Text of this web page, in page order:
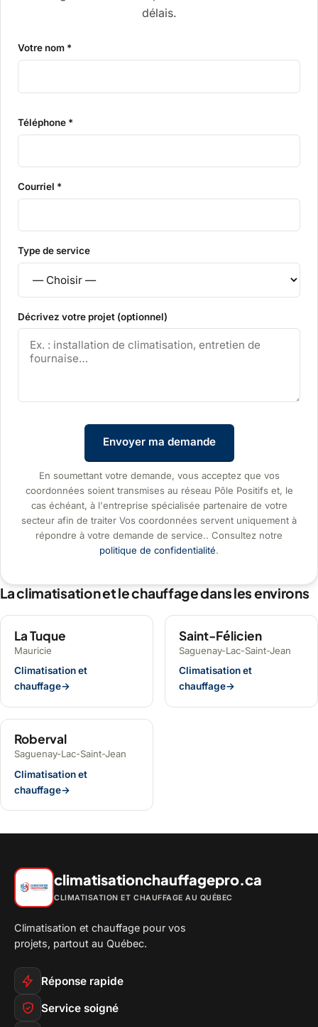
délais.
Votre nom *
Téléphone *
Courriel *
Type de service
Décrivez votre projet (optionnel)
Envoyer ma demande
En soumettant votre demande, vous acceptez que vos
coordonnées soient transmises au réseau Pôle Positifs et, le
cas échéant, à l'entreprise spécialisée partenaire de votre
secteur afin de traiter Vos coordonnées servent uniquement à
répondre à votre demande de service.. Consultez notre
politique de confidentialité.
La climatisation et le chauffage dans les environs
La Tuque
Mauricie
Climatisation et
chauffage→
Saint-Félicien
Saguenay-Lac-Saint-Jean
Climatisation et
chauffage→
Roberval
Saguenay-Lac-Saint-Jean
Climatisation et
chauffage→
climatisationchauffagepro.ca
CLIMATISATION ET CHAUFFAGE AU QUÉBEC
Climatisation et chauffage pour vos
projets, partout au Québec.
Réponse rapide
Service soigné